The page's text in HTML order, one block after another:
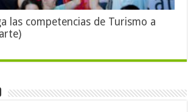
las competencias de Turismo a